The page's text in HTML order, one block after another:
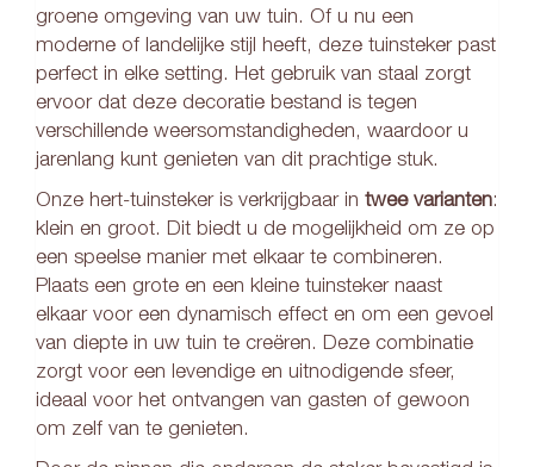
groene omgeving van uw tuin. Of u nu een
moderne of landelijke stijl heeft, deze tuinsteker past
perfect in elke setting. Het gebruik van staal zorgt
ervoor dat deze decoratie bestand is tegen
verschillende weersomstandigheden, waardoor u
jarenlang kunt genieten van dit prachtige stuk.
Onze hert-tuinsteker is verkrijgbaar in twee varianten:
klein en groot. Dit biedt u de mogelijkheid om ze op
een speelse manier met elkaar te combineren.
Plaats een grote en een kleine tuinsteker naast
elkaar voor een dynamisch effect en om een gevoel
van diepte in uw tuin te creëren. Deze combinatie
zorgt voor een levendige en uitnodigende sfeer,
ideaal voor het ontvangen van gasten of gewoon
om zelf van te genieten.